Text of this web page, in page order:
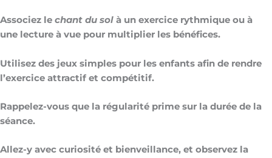
Associez le chant du sol à un exercice rythmique ou à
une lecture à vue pour multiplier les bénéfices.
Utilisez des jeux simples pour les enfants afin de rendre
l’exercice attractif et compétitif.
Rappelez-vous que la régularité prime sur la durée de la
séance.
Allez-y avec curiosité et bienveillance, et observez la